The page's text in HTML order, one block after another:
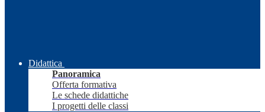
Didattica
Panoramica
Offerta formativa
Le schede didattiche
I progetti delle classi